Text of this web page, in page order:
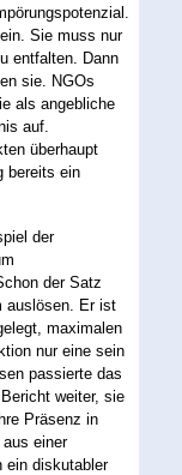
Sie muss nur
entfalten. Dann
sie. NGOs
als angebliche
auf.
überhaupt
bereits ein
der
der Satz
auslösen. Er ist
maximalen
nur eine sein
passierte das
weiter, sie
Präsenz in
aus einer
ein diskutabler